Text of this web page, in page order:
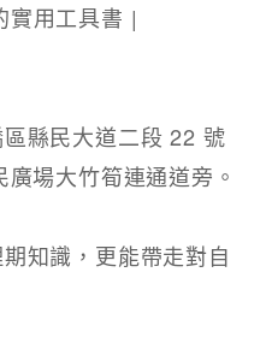
實用工具書 |
縣民大道二段 22 號
場大竹筍連通道旁。
知識，更能帶走對自